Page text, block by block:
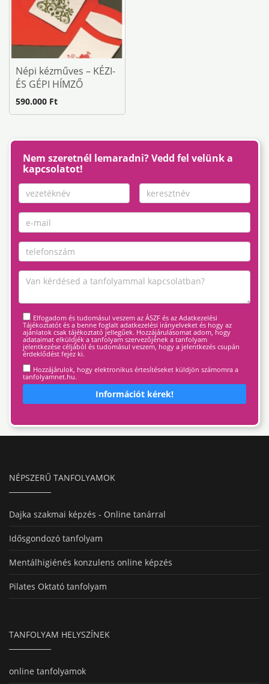
Népi kézműves – KÉZI-
ÉS GÉPI HÍMZŐ
590.000 Ft
Nem szeretnél lemaradni? Vedd fel velünk a
kapcsolatot!
Elfogadom és tudomásul veszem az ÁSZF és az Adatkezelési
Tájékoztatót és a benne foglalt adatkezelési irányelveket és hogy az
ajánlatok csak tájékoztató jellegűek. Hozzájárulásomat adom, hogy
adataimat elküldjék a tanfolyam szervezőjének a tanfolyam
jelentkezése céljából és tudomásul veszem, hogy a jelentkezés csupán
érdeklődést fejez ki.
Hozzájárulok, hogy elektronikus értesítéseket küldjön számomra a
tanfolyamnet.hu.
Információt kérek!
NÉPSZERŰ TANFOLYAMOK
Dajka szakmai képzés - Online tanárral
Idősgondozó tanfolyam
Mentálhigiénés konzulens online képzés
Pilates Oktató tanfolyam
TANFOLYAM HELYSZÍNEK
online tanfolyamok